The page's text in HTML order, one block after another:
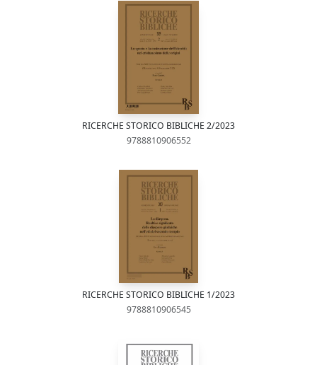
RICERCHE STORICO BIBLICHE 2/2023
9788810906552
RICERCHE STORICO BIBLICHE 1/2023
9788810906545